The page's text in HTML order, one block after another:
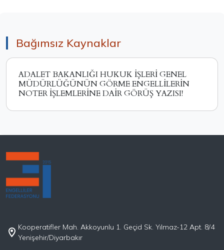
Bağımsız Kaynaklar
ADALET BAKANLIĞI HUKUK İŞLERİ GENEL
MÜDÜRLÜĞÜNÜN GÖRME ENGELLİLERİN
NOTER İŞLEMLERİNE DAİR GÖRÜŞ YAZISI!
Kooperatifler Mah. Akkoyunlu 1. Geçid Sk. Yılmaz-12 Apt. 8/4
Yenişehir/Diyarbakır